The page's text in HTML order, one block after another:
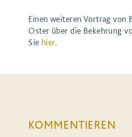
Einen weiteren Vortrag von
Oster über die Bekehrung
Sie hier.
KOMMENTIEREN